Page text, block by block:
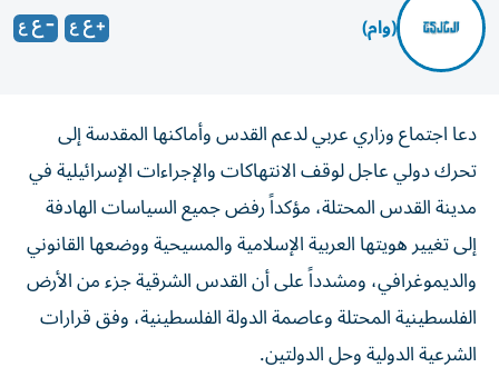
(وام)
دعا اجتماع وزاري عربي لدعم القدس وأماكنها المقدسة إلى
تحرك دولي عاجل لوقف الانتهاكات والإجراءات الإسرائيلية في
مدينة القدس المحتلة، مؤكداً رفض جميع السياسات الهادفة
إلى تغيير هويتها العربية الإسلامية والمسيحية ووضعها القانوني
والديموغرافي، ومشدداً على أن القدس الشرقية جزء من الأرض
الفلسطينية المحتلة وعاصمة الدولة الفلسطينية، وفق قرارات
الشرعية الدولية وحل الدولتين.